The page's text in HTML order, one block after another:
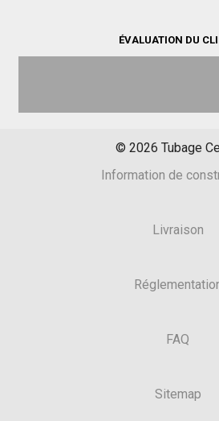
ÉVALUATION DU
© 2026 Tubage
Information de
Livraison
FAQ
Sitemap